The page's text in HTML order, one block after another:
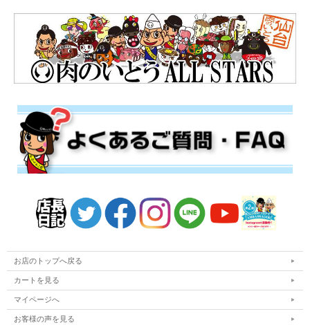
お店のトップへ戻る
カートを見る
マイページへ
お客様の声を見る